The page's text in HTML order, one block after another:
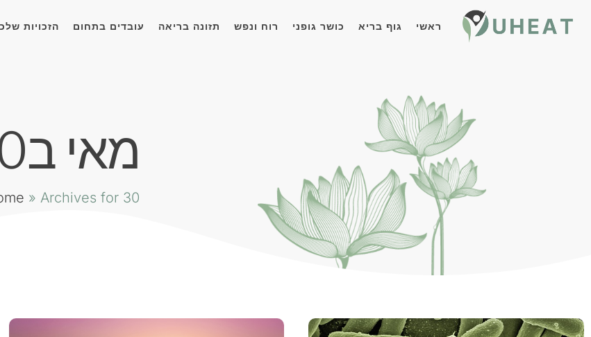
ראשי גוף בריא כושר גופני רוח ונפש תזונה בריאה עובדים בתחום הזכויות
מאי ב30, 2019
» Archives for 30 במאי 2019